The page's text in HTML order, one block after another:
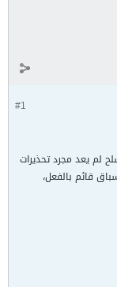
#1
لم يعد مجرد تحذيرات
قائم بالفعل،